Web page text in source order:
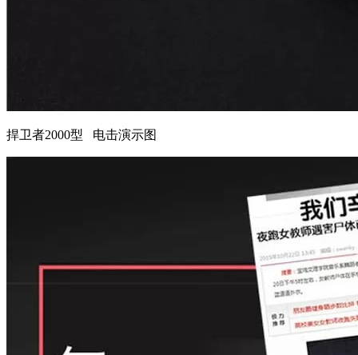
捍卫者2000型 电击演示图